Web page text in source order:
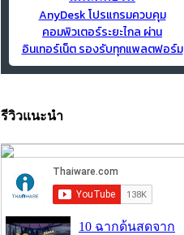
AnyDesk โปรแกรมควบคุม
คอมพิวเตอร์ระยะไกล ผ่าน
อินเทอร์เน็ต รองรับทุกแพลตฟอร์ม
รีวิวแนะนำ
10 ฉากด้นสดจาก